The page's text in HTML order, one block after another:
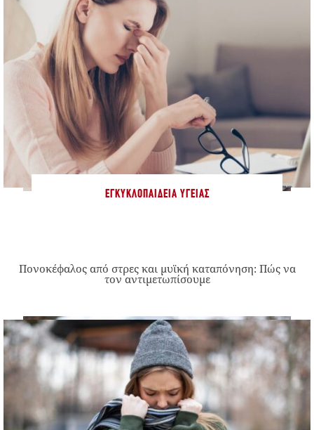
ΕΓΚΥΚΛΟΠΑΊΔΕΙΑ ΥΓΕΊΑΣ
Πονοκέφαλος από στρες και μυϊκή καταπόνηση: Πώς να
τον αντιμετωπίσουμε